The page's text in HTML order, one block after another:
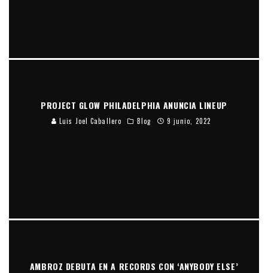
PROJECT GLOW PHILADELPHIA ANUNCIA LINEUP
Luis Joel Caballero Blog 9 junio, 2022
AMBROZ DEBUTA EN A RECORDS CON ‘ANYBODY ELSE’